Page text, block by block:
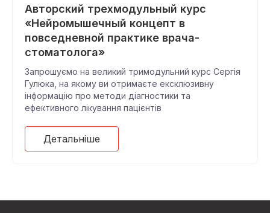
Авторский трехмодульный курс
«Нейромышечный концепт в
повседневной практике врача-
стоматолога»
Запрошуємо на великий тримодульний курс Сергія
Гулюка, на якому ви отримаєте ексклюзивну
інформацію про методи діагностики та
ефективного лікування пацієнтів
Детальніше